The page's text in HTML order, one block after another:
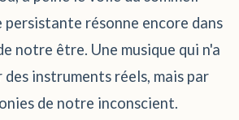
persistante résonne encore dans
notre être. Une musique qui n'a
des instruments réels, mais par
de notre inconscient.